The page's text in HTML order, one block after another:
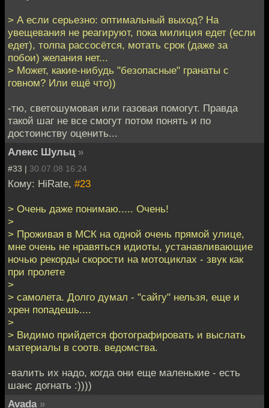
> А если серьезно: оптимальный выход? На
увещевания не реагируют, пока милиция едет (если
едет), толпа рассосётся, мотать срок (даже за
побои) желания нет...
> Может, какие-нибудь "безопасные" гранаты с
говном? Или ещё что))
-тю, светошумовая или газовая помогут. Правда
такой шаг не все смогут потом понять и по
достоинству оценить...
Алекс Шульц »
#33 | 30.07.08 16:24
Кому: HiRate, #23
> Очень даже понимаю..... Очень!
>
> Проживая в МСК на одной очень прямой улице,
мне очень не нравяться идиоты, устанавливающие
ночью рекорды скорости на мотоциклах - звук как
при пролете
>
> самолета. Долго думал - "сайгу" нельзя, еще и
хрен попадешь....
>
> Видимо прийдется фотографировать и выслать
материалы в соотв. ведомства.
-валить их надо, когда они еще маленькие - есть
шанс догнать :))))
Avada »